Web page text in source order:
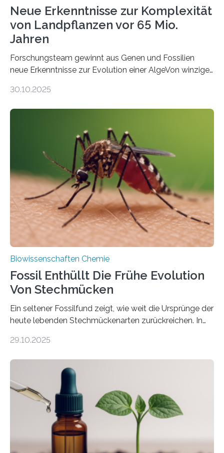
Neue Erkenntnisse zur Komplexität
von Landpflanzen vor 65 Mio.
Jahren
Forschungsteam gewinnt aus Genen und Fossilien
neue Erkenntnisse zur Evolution einer AlgeVon winzigen
Landpflanzen zählen zu den komplexesten
Grünalgen, die vor Hunderten von Millionen Jahren
lebten. Unter den Vorfahren sticht eine Gruppe heraus,
die noch heute in der Natur vorkommt: die
Süßwasseralge Coleochaetophyceae. Einige Arten
dieser Gruppe bilden aus Zellfäden dichte Geflechte
mit scheibenförmiger Gestalt. Was auffällig ist: Die
nächsten…
30.10.2025
Biowissenschaften Chemie
Fossil Enthüllt Die Frühe Evolution
Von Stechmücken
Ein seltener Fossilfund zeigt, wie weit die Ursprünge der
heute lebenden Stechmückenarten zurückreichen. In
Forschende die bisher älteste bekannte Stechmücken-
Region Kachin in Myanmar und hat sich in
ausgezeichnetem Zustand erhalten. Es konnte als neue
Art einer neuen Gattung beschrieben werden und trägt
nun den Namen Cretosabethes primaevus. Dieser erste
fossile Nachweis einer Stechmückenlarve in Bernstein
stellt gleichzeitig den ersten Fossilfund einer
Mückenlarve aus dem Mesozoikum dar, denn…
29.10.2025